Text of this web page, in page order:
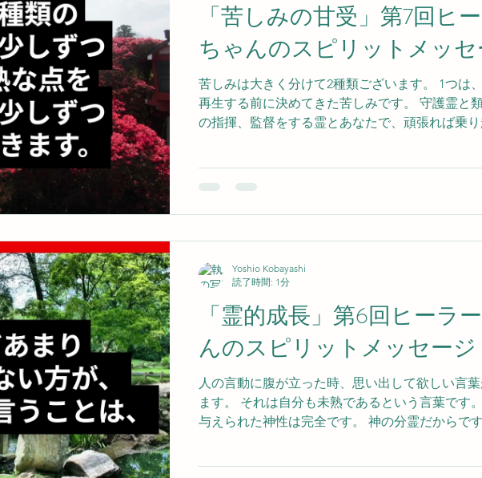
「苦しみの甘受」第7回ヒ
ちゃんのスピリットメッセ
苦しみは大きく分けて2種類ございます。 1つは
再生する前に決めてきた苦しみです。 守護霊と
の指揮、監督をする霊とあなたで、頑張れば乗
ですが、あなたの魂は常に自分を成長させる体
苦しみを体験するべき時期がわかっております
の魂とあなたを導く守護霊、背後霊が苦しみを
ています。 どういう時期に、どの様な苦しみを
内容を大まかに決めているのです。 つづく
「霊的成長」第6回ヒーラ
んのスピリットメッセージ
人の言動に腹が立った時、思い出して欲しい言葉
ます。 それは自分も未熟であるという言葉です
与えられた神性は完全です。 神の分霊だからで
Yoshio Kobayashi
読了時間: 1分